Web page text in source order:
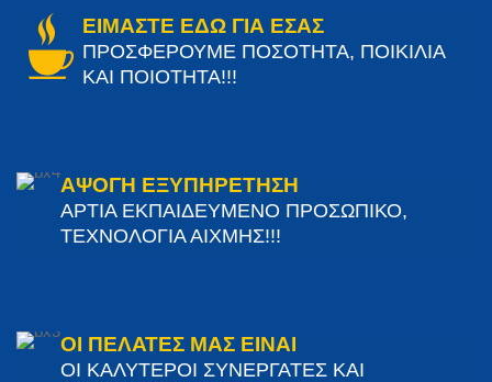
ΕΙΜΑΣΤΕ ΕΔΩ ΓΙΑ ΕΣΑΣ
ΠΡΟΣΦΕΡΟΥΜΕ ΠΟΣΟΤΗΤΑ, ΠΟΙΚΙΛΙΑ
ΚΑΙ ΠΟΙΟΤΗΤΑ!!!
ΑΨΟΓΗ ΕΞΥΠΗΡΕΤΗΣΗ
ΑΡΤΙΑ ΕΚΠΑΙΔΕΥΜΕΝΟ ΠΡΟΣΩΠΙΚΟ,
ΤΕΧΝΟΛΟΓΙΑ ΑΙΧΜΗΣ!!!
ΟΙ ΠΕΛΑΤΕΣ ΜΑΣ ΕΙΝΑΙ
ΟΙ ΚΑΛΥΤΕΡΟΙ ΣΥΝΕΡΓΑΤΕΣ ΚΑΙ